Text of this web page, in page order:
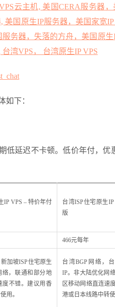
云主机, 美国CERA服务器
国原生IP服务器，美国家宽
务器，失落的方舟，美国原生
湾VPS， 台湾原生IP VPS
如下：
低延迟不卡顿。低价年付，优
IP VPS – 特价年付
台湾ISP住宅原生
版
466元每年
加坡ISP住宅原生
络，联通和部分地
度不错。建议用香
用。
台湾BGP网络，
IP。非大陆优化网
区移动网络直连速
港或日本线路中转使